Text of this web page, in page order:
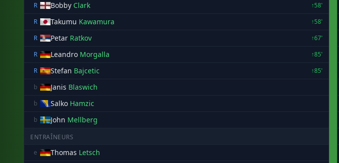
R
Bobby Clark
↑58'
R
Takumu Kawamura
↑58'
R
Petar Ratkov
↑67'
R
Leandro Morgalla
↑85'
R
Stefan Bajcetic
↑85'
b
Janis Blaswich
b Salko Hamzic
b John Mellberg
ENTRAÎNEURS
e
Thomas Letsch